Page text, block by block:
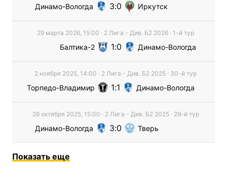
Динамо-Вологда 3 0 Иркутск
29 марта 2026, 15:00 · 2 Лига - Див. Б2 2026 · 1-й тур
Балтика-2 1 0 Динамо-Вологда
2 ноября 2025, 14:00 · 2 Лига - Див. Б2 2025 · 30-й тур
Торпедо-Владимир 1 1 Динамо-Вологда
26 октября 2025, 15:00 · 2 Лига - Див. Б2 2025· 29-й тур
Динамо-Вологда 3 0 Тверь
Показать еще